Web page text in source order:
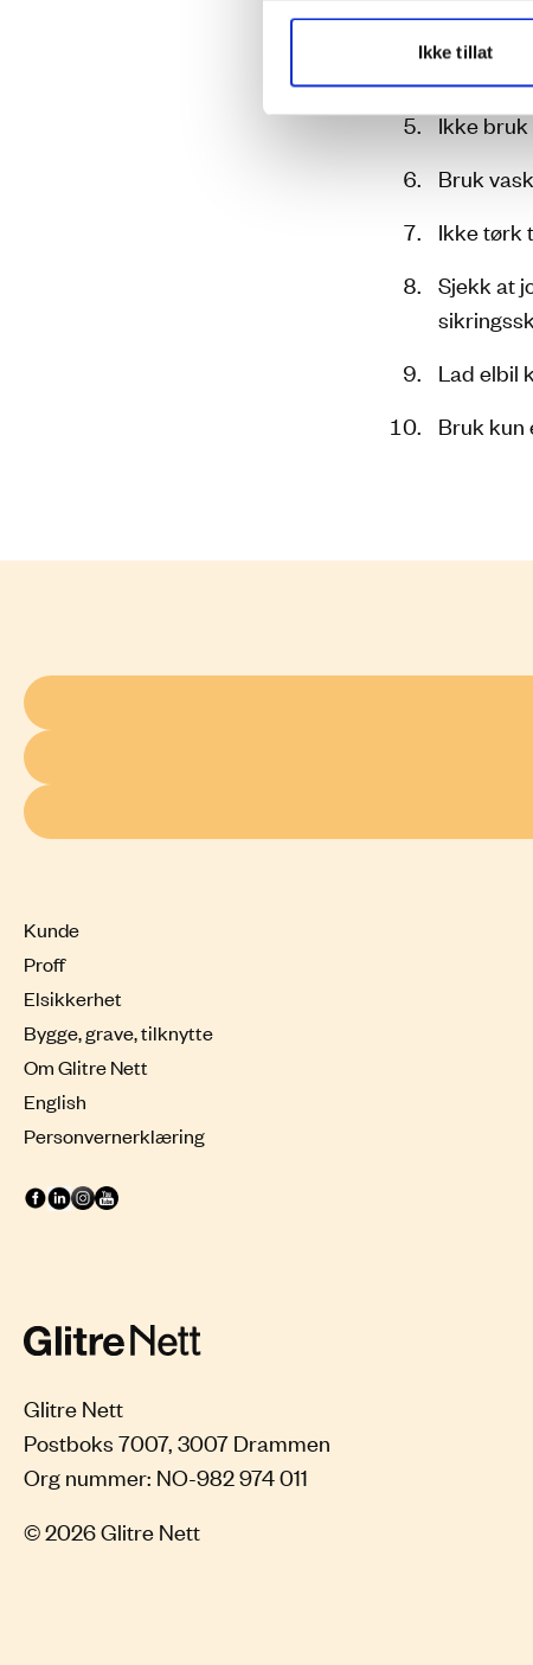
Ikke tillat
våken og
Ikke lad
Ikke bruk
Bruk
Ikke tørk
Sjekk at
Lad elbil
Bruk kun
Glitre Nett
Postboks 7007, 3007 Drammen
© 2026 Glitre Nett
Kunde
Proff
Elsikkerhet
Bygge, grave, tilknytte
Om Glitre Nett
English
Personvernerklæring